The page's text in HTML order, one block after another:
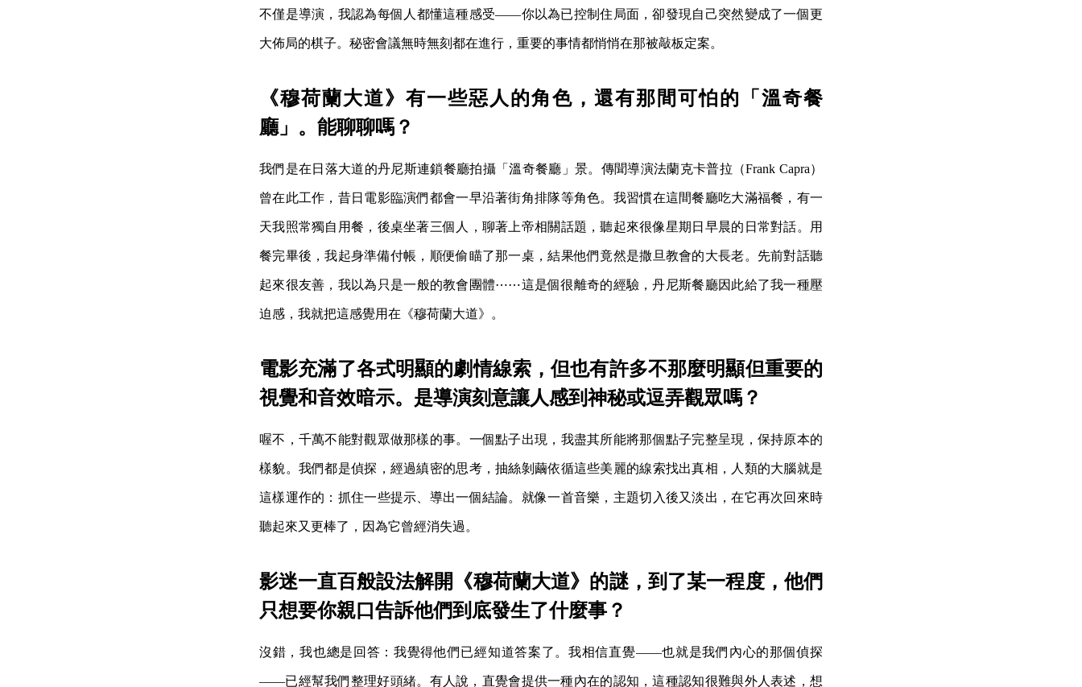
不僅是導演，我認為每個人都懂這種感受——你以為已控制住局面，卻發現自己突然變成了一個更
大佈局的棋子。秘密會議無時無刻都在進行，重要的事情都悄悄在那被敲板定案。
《穆荷蘭大道》有一些惡人的角色，還有那間可怕的「溫奇餐
廳」。能聊聊嗎？
我們是在日落大道的丹尼斯連鎖餐廳拍攝「溫奇餐廳」景。傳聞導演法蘭克卡普拉（Frank Capra）
曾在此工作，昔日電影臨演們都會一早沿著街角排隊等角色。我習慣在這間餐廳吃大滿福餐，有一
天我照常獨自用餐，後桌坐著三個人，聊著上帝相關話題，聽起來很像星期日早晨的日常對話。用
餐完畢後，我起身準備付帳，順便偷瞄了那一桌，結果他們竟然是撒旦教會的大長老。先前對話聽
起來很友善，我以為只是一般的教會團體⋯⋯這是個很離奇的經驗，丹尼斯餐廳因此給了我一種壓
迫感，我就把這感覺用在《穆荷蘭大道》。
電影充滿了各式明顯的劇情線索，但也有許多不那麼明顯但重要的
視覺和音效暗示。是導演刻意讓人感到神秘或逗弄觀眾嗎？
喔不，千萬不能對觀眾做那樣的事。一個點子出現，我盡其所能將那個點子完整呈現，保持原本的
樣貌。我們都是偵探，經過縝密的思考，抽絲剝繭依循這些美麗的線索找出真相，人類的大腦就是
這樣運作的：抓住一些提示、導出一個結論。就像一首音樂，主題切入後又淡出，在它再次回來時
聽起來又更棒了，因為它曾經消失過。
影迷一直百般設法解開《穆荷蘭大道》的謎，到了某一程度，他們
只想要你親口告訴他們到底發生了什麼事？
沒錯，我也總是回答：我覺得他們已經知道答案了。我相信直覺——也就是我們內心的那個偵探
——已經幫我們整理好頭緒。有人說，直覺會提供一種內在的認知，這種認知很難與外人表述，想